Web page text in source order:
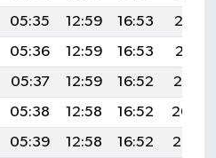
05:35 12:59 16:53
20:12
05:36 12:59 16:53
20:11
05:37 12:59 16:52
20:10
05:38 12:58 16:52
20:09
05:39 12:58 16:52 20:08